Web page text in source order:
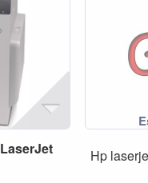
LaserJet Hp